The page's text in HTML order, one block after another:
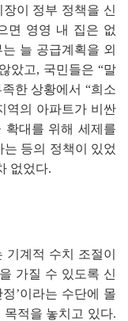
장이 정부 정책을 신
면 영영 내 집은 없
는 늘 공급계획을 외
았고, 국민들은 “말
족한 상황에서“희소
역의 아파트가 비싼
확대를 위해 세제를
등의 정책이 있었
없었다.
계적 수치 조절이
가질 수 있도록 신
’이라는 수단에 몰
목적을 놓치고 있다.